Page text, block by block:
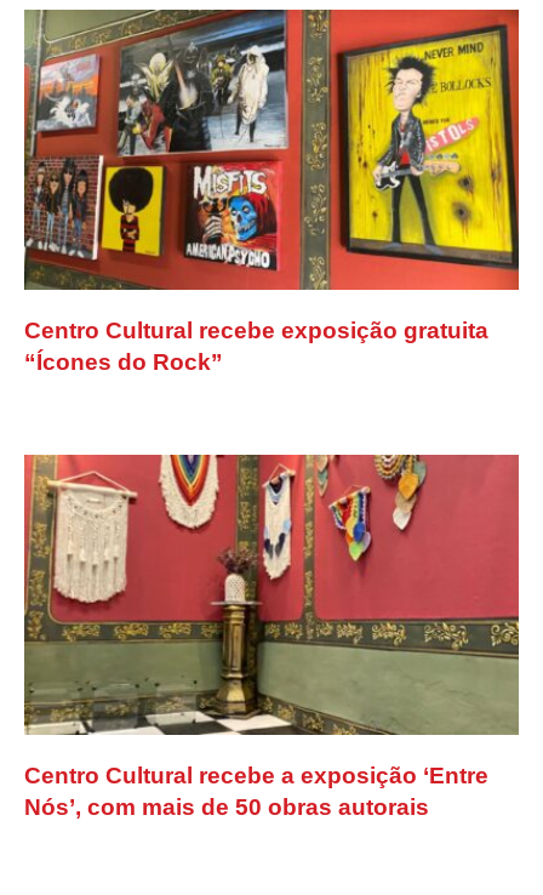
Centro Cultural recebe exposição gratuita
“Ícones do Rock”
Centro Cultural recebe a exposição ‘Entre
Nós’, com mais de 50 obras autorais